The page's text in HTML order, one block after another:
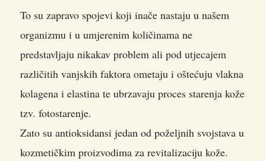
To su zapravo spojevi koji inače nastaju u našem
organizmu i u umjerenim količinama ne
predstavljaju nikakav problem ali pod utjecajem
različitih vanjskih faktora ometaju i oštećuju vlakna
kolagena i elastina te ubrzavaju proces starenja kože
tzv. fotostarenje.
Zato su antioksidansi jedan od poželjnih svojstava u
kozmetičkim proizvodima za revitalizaciju kože.